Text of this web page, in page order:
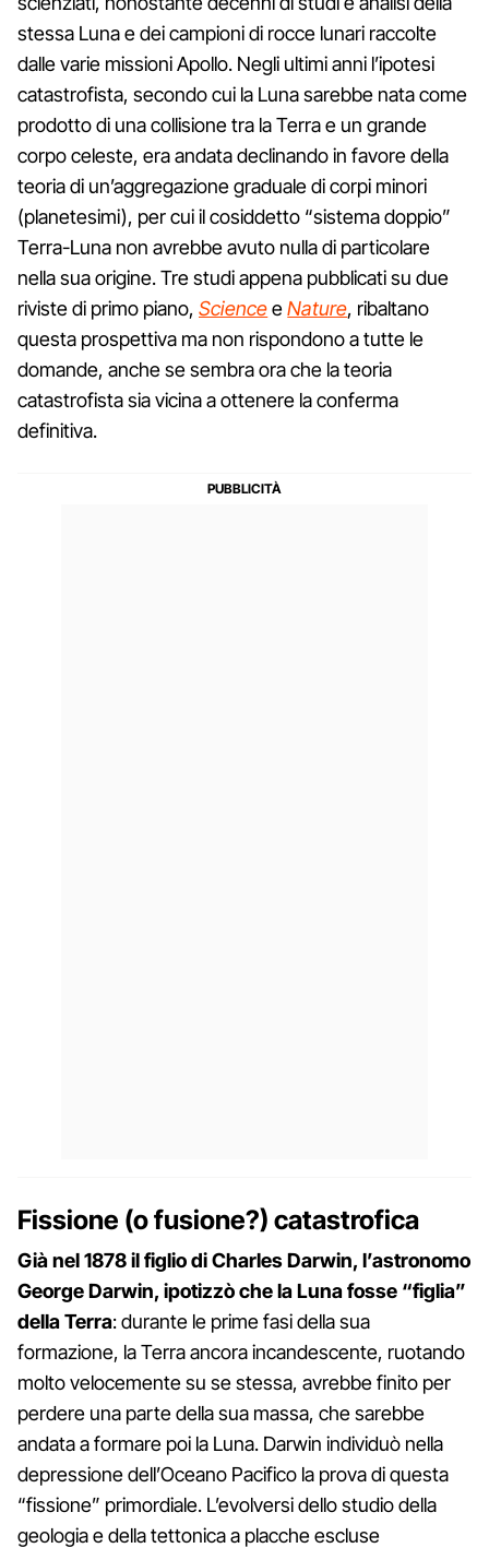
stessa Luna e dei campioni di rocce lunari raccolte
dalle varie missioni Apollo. Negli ultimi anni l’ipotesi
catastrofista, secondo cui la Luna sarebbe nata come
prodotto di una collisione tra la Terra e un grande
corpo celeste, era andata declinando in favore della
teoria di un’aggregazione graduale di corpi minori
(planetesimi), per cui il cosiddetto “sistema doppio”
Terra-Luna non avrebbe avuto nulla di particolare
nella sua origine. Tre studi appena pubblicati su due
riviste di primo piano, ScienceeNature, ribaltano
questa prospettiva ma non rispondono a tutte le
domande, anche se sembra ora che la teoria
catastrofista sia vicina a ottenere la conferma
definitiva.
Fissione (o fusione?) catastrofica
Già nel 1878 il figlio di Charles Darwin, l’astronomo
George Darwin, ipotizzò che la Luna fosse “figlia”
della Terra: durante le prime fasi della sua
formazione, la Terra ancora incandescente, ruotando
molto velocemente su se stessa, avrebbe finito per
perdere una parte della sua massa, che sarebbe
andata a formare poi la Luna. Darwin individuò nella
depressione dell’Oceano Pacifico la prova di questa
“fissione” primordiale. L’evolversi dello studio della
geologia e della tettonica a placche escluse